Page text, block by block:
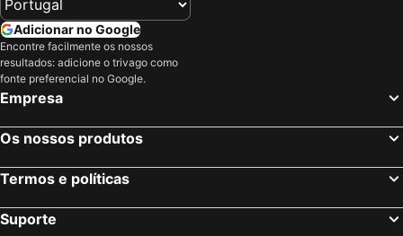
Hotéis em Serra da Estrela
Hotéis em Costa do Sol
Hotéis em Tenerife
Hotéis em São Miguel
Adicionar no Google
Encontre facilmente os nossos
resultados: adicione o trivago como
fonte preferencial no Google.
Empresa
Os nossos produtos
Termos e políticas
Suporte